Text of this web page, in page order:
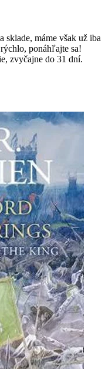
sklade, máme však už iba
ponáhľajte sa!
zvyčajne do 31 dní.